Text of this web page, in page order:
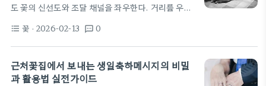
도 꽃의 신선도와 조달 채널을 좌우한다. 거리를 우선
라. 계절 꽃의 공급 상황도 함께 체크하면 선물의 완성
도가 올라간다. 근처꽃집과 협업할 때는 메시지 카드
와 꽃의 매칭을 미리 상의하는 것이 중요하다. 현장 추
천 상품을 활용하면 꽃의 조합이 더 조화롭게 다가온
format_list_bulleted 꽃 · 2026-02-13 textsms 0
근처꽃집에서 보내는 생일축하메시지의 비밀
과 활용법 실전가이드